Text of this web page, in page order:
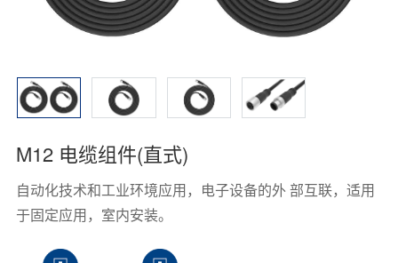
M12 电缆组件(直式)
自动化技术和工业环境应用，电子设备的外 部互联，适用
于固定应用，室内安装。